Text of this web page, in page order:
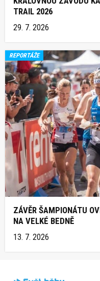
TRAIL 2026
29. 7. 2026
REPORTÁŽE
ZÁVĚR ŠAMPIONÁTU
NA VELKÉ BEDNĚ
13. 7. 2026